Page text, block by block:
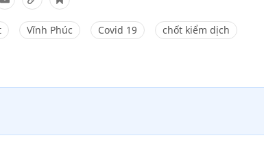
Vĩnh Phúc Covid 19 chốt kiểm dịch